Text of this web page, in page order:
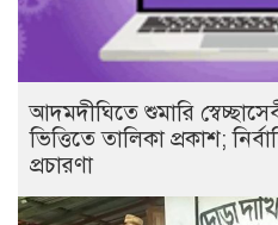
আদমদীঘিতে শুমারি
ভিত্তিতে তালিকা প্রকাশ;
প্রচারণা